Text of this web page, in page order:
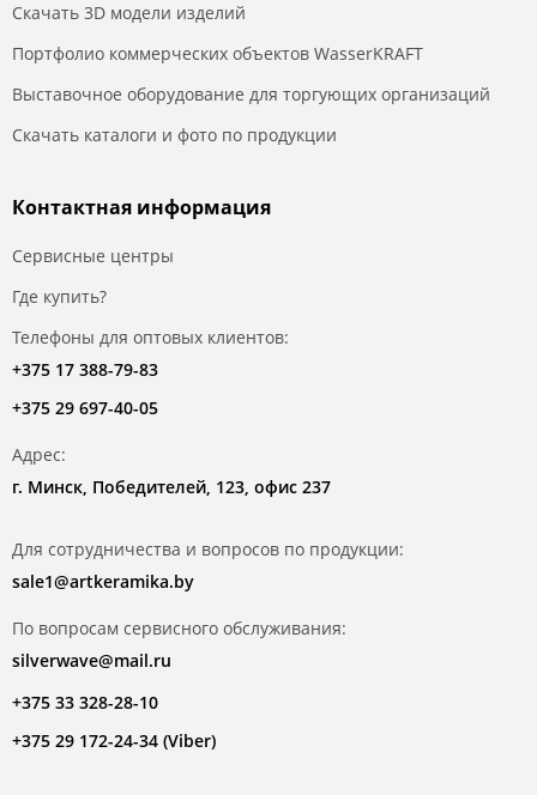
Скачать 3D модели изделий
Портфолио коммерческих объектов WasserKRAFT
Выставочное оборудование для торгующих организаций
Скачать каталоги и фото по продукции
Контактная информация
Сервисные центры
Где купить?
Телефоны для оптовых клиентов:
+375 17 388-79-83
+375 29 697-40-05
Адрес:
г. Минск, Победителей, 123, офис 237
Для сотрудничества и вопросов по продукции:
sale1@artkeramika.by
По вопросам сервисного обслуживания:
silverwave@mail.ru
+375 33 328-28-10
+375 29 172-24-34 (Viber)